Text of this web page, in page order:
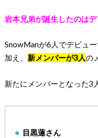
岩本兄弟が誕生したのは
SnowManが6人でデビュ
加え、 新メンバーが3人の
新たにメンバーとなった3
目黒蓮さん